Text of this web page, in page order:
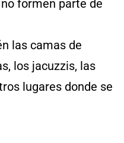
formen parte de
las camas de
los jacuzzis, las
lugares donde se